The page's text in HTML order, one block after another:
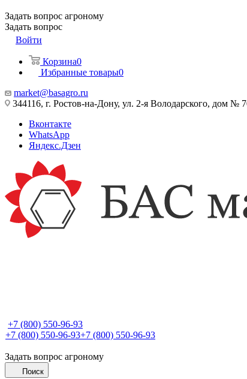
Задать вопрос агроному
Задать вопрос
Войти
Корзина0
Избранные товары0
market@basagro.ru
344116, г. Ростов-на-Дону, ул. 2-я Володарского, дом №
Вконтакте
WhatsApp
Яндекс.Дзен
+7 (800) 550-96-93
+7 (800) 550-96-93+7 (800) 550-96-93
Задать вопрос агроному
Поиск